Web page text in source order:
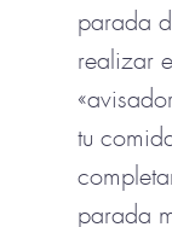
parada
realizar
tu
parada